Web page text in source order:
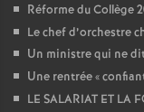
Réforme du Collège
Le chef d’orchestre
Un ministre qui ne
Une rentrée «
LE SALARIAT ET LA